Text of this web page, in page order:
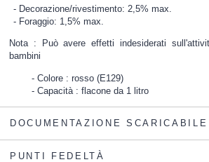
Decorazione/rivestimento: 2,5% max.
Foraggio: 1,5% max.
Nota : Può avere effetti indesiderati
bambini
Colore : rosso (E129)
Capacità : flacone da 1 litro
DOCUMENTAZIONE SCARICABILE
PUNTI FEDELTÀ